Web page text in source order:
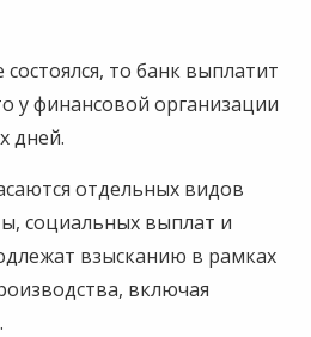
то банк выплатит
у финансовой организации
дней.
отдельных видов
социальных выплат и
взысканию в рамках
включая